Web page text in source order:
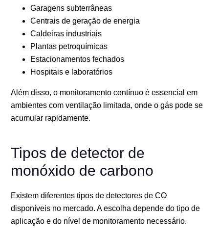
Garagens subterrâneas
Centrais de geração de energia
Caldeiras industriais
Plantas petroquímicas
Estacionamentos fechados
Hospitais e laboratórios
Além disso, o monitoramento contínuo é essencial em
ambientes com ventilação limitada, onde o gás pode se
acumular rapidamente.
Tipos de detector de
monóxido de carbono
Existem diferentes tipos de detectores de CO
disponíveis no mercado. A escolha depende do tipo de
aplicação e do nível de monitoramento necessário.